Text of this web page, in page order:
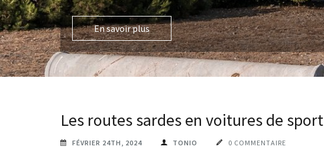
En savoir plus
Les routes sardes en voitures de sport
FÉVRIER 24TH, 2024 TONIO 0 COMMENTAIRE